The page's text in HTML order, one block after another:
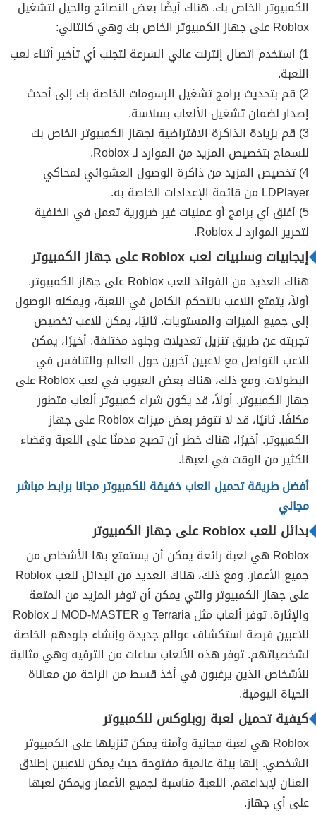
الكمبيوتر الخاص بك. هناك أيضًا بعض النصائح والحيل لتشغيل
Roblox على جهاز الكمبيوتر الخاص بك وهي كالتالي:
1) استخدم اتصال إنترنت عالي السرعة لتجنب أي تأخير أثناء لعب
اللعبة.
2) قم بتحديث برامج تشغيل الرسومات الخاصة بك إلى أحدث
إصدار لضمان تشغيل الألعاب بسلاسة.
3) قم بزيادة الذاكرة الافتراضية لجهاز الكمبيوتر الخاص بك
للسماح بتخصيص المزيد من الموارد لـ Roblox.
4) تخصيص المزيد من ذاكرة الوصول العشوائي لمحاكي
LDPlayer من قائمة الإعدادات الخاصة به.
5) أغلق أي برامج أو عمليات غير ضرورية تعمل في الخلفية
لتحرير الموارد لـ Roblox.
إيجابيات وسلبيات لعب Roblox على جهاز الكمبيوتر
هناك العديد من الفوائد للعب Roblox على جهاز الكمبيوتر.
أولاً، يتمتع اللاعب بالتحكم الكامل في اللعبة، ويمكنه الوصول
إلى جميع الميزات والمستويات. ثانيًا، يمكن للاعب تخصيص
تجربته عن طريق تنزيل تعديلات وجلود مختلفة. أخيرًا، يمكن
للاعب التواصل مع لاعبين آخرين حول العالم والتنافس في
البطولات. ومع ذلك، هناك بعض العيوب في لعب Roblox على
جهاز الكمبيوتر. أولاً، قد يكون شراء كمبيوتر ألعاب متطور
مكلفًا. ثانيًا، قد لا تتوفر بعض ميزات Roblox على جهاز
الكمبيوتر. أخيرًا، هناك خطر أن تصبح مدمنًا على اللعبة وقضاء
الكثير من الوقت في لعبها.
أفضل طريقة تحميل العاب خفيفة للكمبيوتر مجانا برابط مباشر
مجاني
بدائل للعب Roblox على جهاز الكمبيوتر
Roblox هي لعبة رائعة يمكن أن يستمتع بها الأشخاص من
جميع الأعمار. ومع ذلك، هناك العديد من البدائل للعب Roblox
على جهاز الكمبيوتر والتي يمكن أن توفر المزيد من المتعة
والإثارة. توفر ألعاب مثل Terraria و MOD-MASTER لـ Roblox
للاعبين فرصة استكشاف عوالم جديدة وإنشاء جلودهم الخاصة
لشخصياتهم. توفر هذه الألعاب ساعات من الترفيه وهي مثالية
للأشخاص الذين يرغبون في أخذ قسط من الراحة من معاناة
الحياة اليومية.
كيفية تحميل لعبة روبلوکس للكمبيوتر
Roblox هي لعبة مجانية وآمنة يمكن تنزيلها على الكمبيوتر
الشخصي. إنها بيئة عالمية مفتوحة حيث يمكن للاعبين إطلاق
العنان لإبداعهم. اللعبة مناسبة لجميع الأعمار ويمكن لعبها
على أي جهاز.